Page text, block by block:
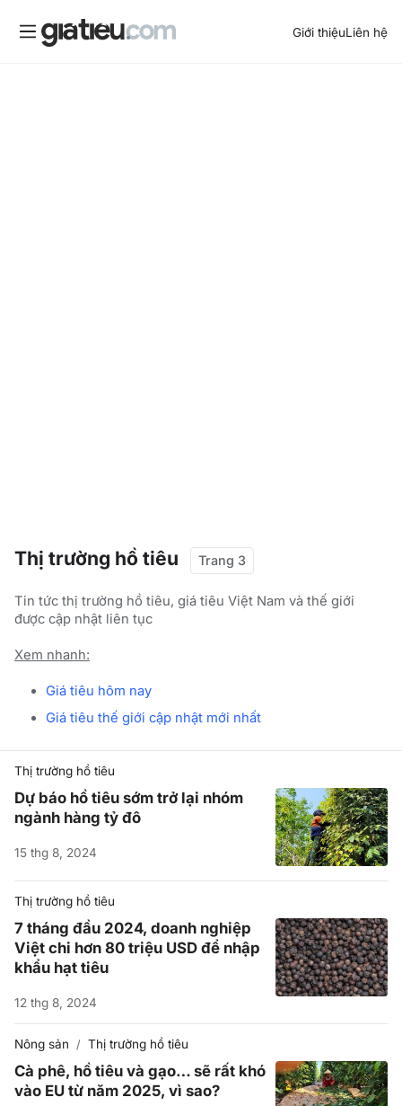
Giới thiệuLiên hệ
Thị trường hồ tiêu Trang 3
Tin tức thị trường hồ tiêu, giá tiêu Việt Nam và thế giới
được cập nhật liên tục
Xem nhanh:
Giá tiêu hôm nay
Giá tiêu thế giới cập nhật mới nhất
Thị trường hồ tiêu
Dự báo hồ tiêu sớm trở lại nhóm
ngành hàng tỷ đô
15 thg 8, 2024
Thị trường hồ tiêu
7 tháng đầu 2024, doanh nghiệp
Việt chi hơn 80 triệu USD để nhập
khẩu hạt tiêu
12 thg 8, 2024
Nông sản Thị trường hồ tiêu
Cà phê, hồ tiêu và gạo… sẽ rất khó
vào EU từ năm 2025, vì sao?